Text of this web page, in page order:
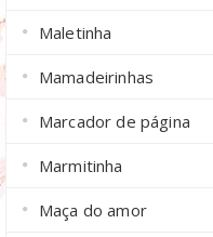
Maletinha
Mamadeirinhas
Marcador de página
Marmitinha
Maça do amor